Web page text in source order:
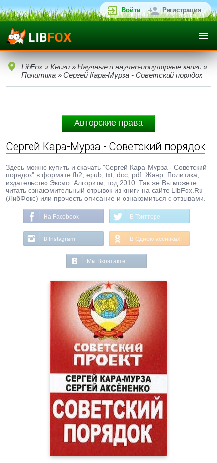
Войти Регистрация
LibFox » Книги » Научные и научно-популярные книги »
Политика » Сергей Кара-Мурза - Советский порядок
Авторские права
Сергей Кара-Мурза - Советский порядок
Здесь можно купить и скачать "Сергей Кара-Мурза - Советский
порядок" в формате fb2, epub, txt, doc, pdf. Жанр: Политика,
издательство Эксмо: Алгоритм, год 2010. Так же Вы можете
читать ознакомительный отрывок из книги на сайте LibFox.Ru
(ЛибФокс) или прочесть описание и ознакомиться с отзывами.
На Facebook В Твиттере
В Instagram В Одноклассниках
Мы Вконтакте